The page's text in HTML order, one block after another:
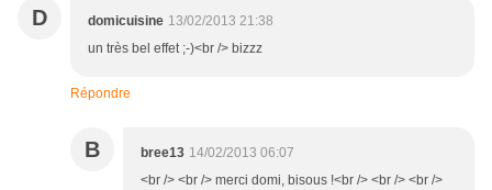
D domicuisine 13/02/2013 21:38
un très bel effet ;-)<br /> bizzz
Répondre
B bree13 14/02/2013 06:07
<br /> <br /> merci domi, bisous !<br /> <br /> <br />